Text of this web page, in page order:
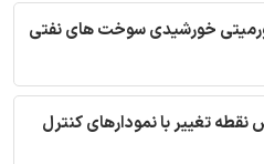
خورشیدی سوخت های نفتی
تغییر با نمودارهای کنترل